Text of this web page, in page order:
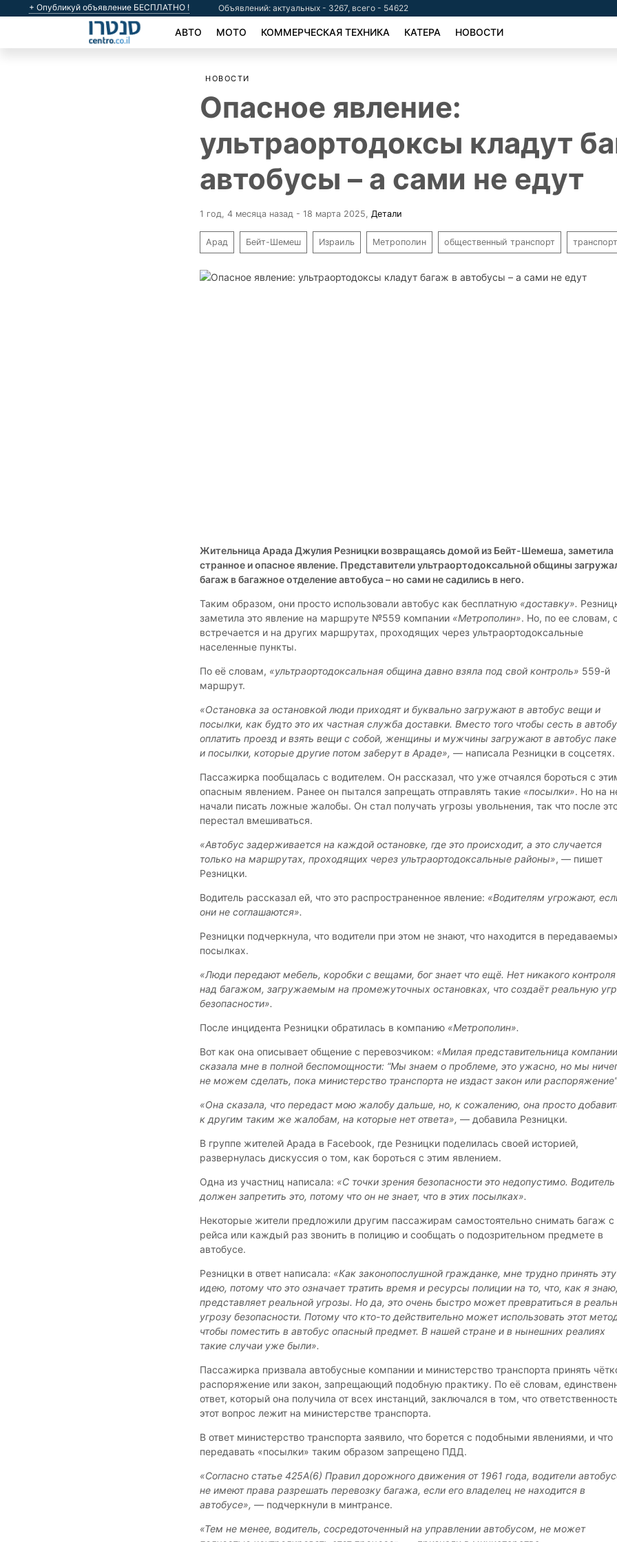
+ Опубликуй объявление БЕСПЛАТНО ! Объявлений: актуальных - 3267, всего - 54622
АВТО МОТО КОММЕРЧЕСКАЯ ТЕХНИКА КАТЕРА НОВОСТИ
НОВОСТИ
Опасное явление:
ультраортодоксы кладут
автобусы – а сами не едут
1 год, 4 месяца назад - 18 марта 2025 Детали
Арад Бейт-Шемеш Израиль Метрополин общественный транспорт транспорт
Жительница Арада Джулия Резницки возвращаясь домой из Бейт-Шемеша, заметила
странное и опасное явление. Представители ультраортодоксальной общины
багаж в багажное отделение автобуса – но сами не садились в него.
Таким образом, они просто использовали автобус как бесплатную «доставку».
заметила это явление на маршруте №559 компании «Метрополин». Но, по ее словам,
встречается и на других маршрутах, проходящих через ультраортодоксальные
населенные пункты.
По её словам, «ультраортодоксальная община давно взяла под свой контроль» 559-й
маршрут.
«Остановка за остановкой люди приходят и буквально загружают в автобус вещи и
посылки, как будто это их частная служба доставки. Вместо того чтобы сесть в
оплатить проезд и взять вещи с собой, женщины и мужчины загружают в автобус
и посылки, которые другие потом заберут в Араде», — написала Резницки в соцсетях.
Пассажирка пообщалась с водителем. Он рассказал, что уже отчаялся бороться с
опасным явлением. Ранее он пытался запрещать отправлять такие «посылки». Но на
начали писать ложные жалобы. Он стал получать угрозы увольнения, так что после
перестал вмешиваться.
«Автобус задерживается на каждой остановке, где это происходит, а это случается
только на маршрутах, проходящих через ультраортодоксальные районы», — пишет
Резницки.
Водитель рассказал ей, что это распространенное явление: «Водителям угрожают,
они не соглашаются».
Резницки подчеркнула, что водители при этом не знают, что находится в
посылках.
«Люди передают мебель, коробки с вещами, бог знает что ещё. Нет никакого контроля
над багажом, загружаемым на промежуточных остановках, что создаёт реальную
безопасности».
После инцидента Резницки обратилась в компанию «Метрополин».
Вот как она описывает общение с перевозчиком: «Милая представительница компании
сказала мне в полной беспомощности: “Мы знаем о проблеме, это ужасно, но мы
не можем сделать, пока министерство транспорта не издаст закон или
«Она сказала, что передаст мою жалобу дальше, но, к сожалению, она просто
к другим таким же жалобам, на которые нет ответа», — добавила Резницки.
В группе жителей Арада в Facebook, где Резницки поделилась своей историей,
развернулась дискуссия о том, как бороться с этим явлением.
Одна из участниц написала: «С точки зрения безопасности это недопустимо. Водитель
должен запретить это, потому что он не знает, что в этих посылках».
Некоторые жители предложили другим пассажирам самостоятельно снимать багаж с
рейса или каждый раз звонить в полицию и сообщать о подозрительном предмете в
автобусе.
Резницки в ответ написала: «Как законопослушной гражданке, мне трудно принять эту
идею, потому что это означает тратить время и ресурсы полиции на то, что, как я
представляет реальной угрозы. Но да, это очень быстро может превратиться в
угрозу безопасности. Потому что кто-то действительно может использовать этот
чтобы поместить в автобус опасный предмет. В нашей стране и в нынешних реалиях
такие случаи уже были».
Пассажирка призвала автобусные компании и министерство транспорта принять
распоряжение или закон, запрещающий подобную практику. По её словам,
ответ, который она получила от всех инстанций, заключался в том, что
этот вопрос лежит на министерстве транспорта.
В ответ министерство транспорта заявило, что борется с подобными явлениями, и что
передавать «посылки» таким образом запрещено ПДД.
«Согласно статье 425А(6) Правил дорожного движения от 1961 года, водители
не имеют права разрешать перевозку багажа, если его владелец не находится в
автобусе», — подчеркнули в минтрансе.
«Тем не менее, водитель, сосредоточенный на управлении автобусом, не может